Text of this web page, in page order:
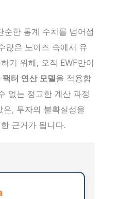
순한 통계 수치를 넘어섭
많은 노이즈 속에서 유
기 위해, 오직 EWF만이
터 연산 모델을 적용합
없는 정교한 계산 과정
, 투자의 불확실성을
근거가 됩니다.